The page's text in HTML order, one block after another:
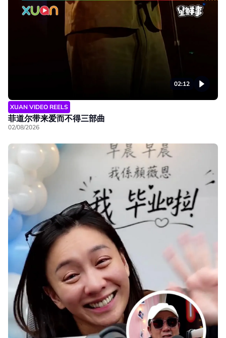
02:12
XUAN VIDEO REELS
菲道尔带来爱而不得三部曲
02/08/2026